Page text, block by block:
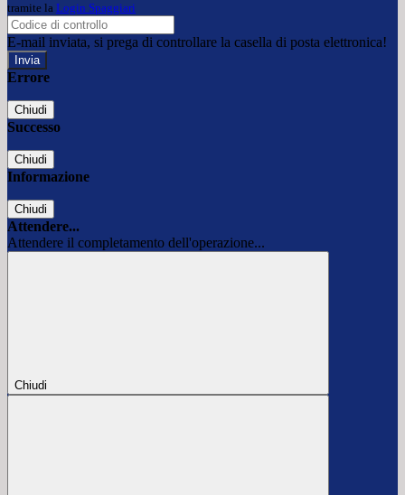
tramite la Login Spaggiari
E-mail inviata, si prega di controllare la casella di posta elettronica!
Errore
Chiudi
Successo
Chiudi
Informazione
Chiudi
Attendere...
Attendere il completamento dell'operazione...
Chiudi